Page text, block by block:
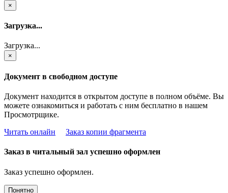
×
Загрузка...
Загрузка...
×
Документ в свободном доступе
Документ находится в открытом доступе в полном объёме. Вы
можете ознакомиться и работать с ним бесплатно в нашем
Просмотрщике.
Читать онлайн
Заказ копии фрагмента
Заказ в читальный зал успешно оформлен
Заказ успешно оформлен.
Понятно